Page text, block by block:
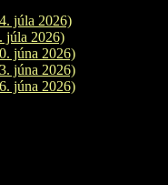
júla 2026)
júla 2026)
júna 2026)
júna 2026)
júna 2026)